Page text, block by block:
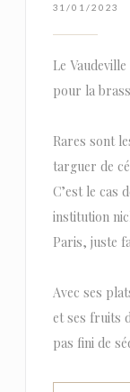
31/01/2023
Le
pour la
Rares sont
targuer de
C’est le cas
institution
Paris, juste
Avec ses
et ses fruits
pas fini de